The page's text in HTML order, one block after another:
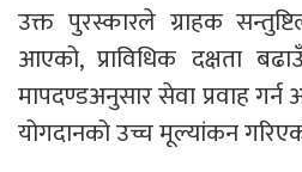
उक्त पुरस्कारले ग्राहक
आएको, प्राविधिक दक्षता
मापदण्डअनुसार सेवा प्रवाह
योगदानको उच्च मूल्यांकन